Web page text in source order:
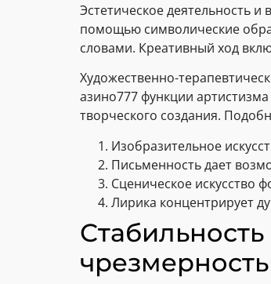
Эстетическое деятельность
помощью символические
словами. Креативный ход
Художественно-
азино777 функции
творческого создания.
Изобразительное
Письменность дает
Сценическое искусство
Лирика концентрирует